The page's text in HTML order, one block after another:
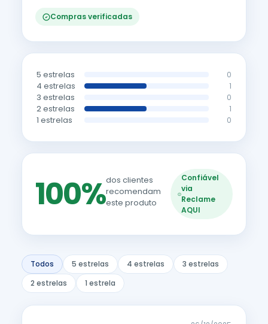
Compras verificadas
5 estrelas 0
4 estrelas 1
3 estrelas 0
2 estrelas 1
1 estrelas 0
100%dos clientes
recomendam
este produto
Confiável
via
Reclame
AQUI
Todos 5 estrelas 4 estrelas
3 estrelas
2 estrelas
1 estrela